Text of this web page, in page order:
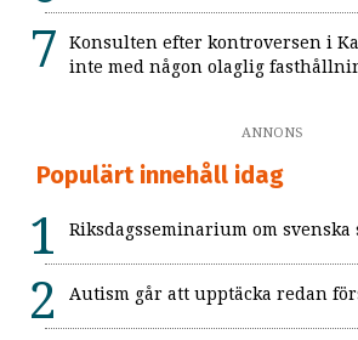
Konsulten efter kontroversen i
inte med någon olaglig
ANNONS
Populärt innehåll idag
Riksdagsseminarium om svenska
Autism går att upptäcka redan